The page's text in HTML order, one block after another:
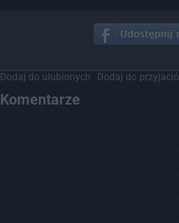
Dodaj do ulubionych Dodaj do przyjaciół
Komentarze